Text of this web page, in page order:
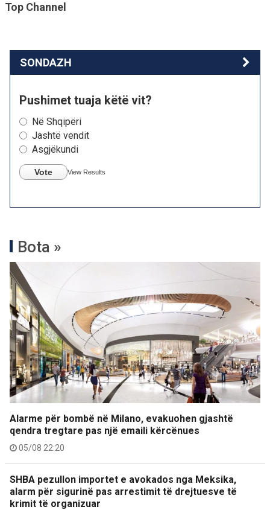
Top Channel
SONDAZH
Pushimet tuaja këtë vit?
Në Shqipëri
Jashtë vendit
Asgjëkundi
Vote View Results
Bota »
Alarme për bombë në Milano, evakuohen gjashtë
qendra tregtare pas një emaili kërcënues
05/08 22:20
SHBA pezullon importet e avokados nga Meksika,
alarm për sigurinë pas arrestimit të drejtuesve të
krimit të organizuar